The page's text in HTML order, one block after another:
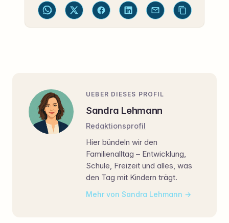
UEBER DIESES PROFIL
Sandra Lehmann
Redaktionsprofil
Hier bündeln wir den
Familienalltag – Entwicklung,
Schule, Freizeit und alles, was
den Tag mit Kindern trägt.
Mehr von Sandra Lehmann